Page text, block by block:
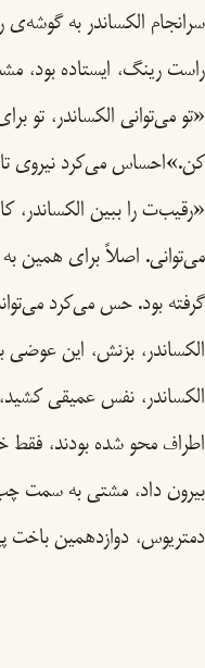
سرانجام الکساندر به
راست رینگ، ایستاده بود،
«تو می‌توانی الکساندر، تو
کن.»احساس می‌کرد نیروی
«رقیب‌ت را ببین الکساندر،
می‌توانی. اصلاً برای همین
گرفته بود. حس می‌کرد
الکساندر، بزنش، این عوضی
الکساندر، نفس عمیقی
اطراف محو شده بودند،
بیرون داد، مشتی به سمت چپ
دمتریوس، دوازدهمین باخت